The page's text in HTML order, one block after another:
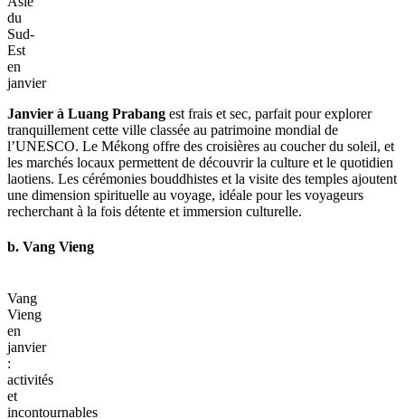
4. Laos
a. Luang Prabang
de
Luang
Prabang
–
Lieux
à
visiter
Asie
Est
en
janvier
Janvier à Luang Prabang
tranquillement cette ville classée au patrimoine mondial de
l’UNESCO. Le Mékong offre des croisières au coucher du soleil, et
les marchés locaux permettent de découvrir la culture et le quotidien